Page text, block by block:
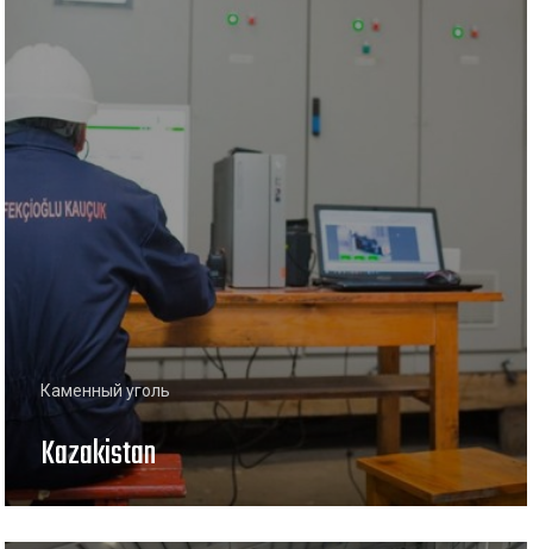
Каменный уголь
Kazakistan